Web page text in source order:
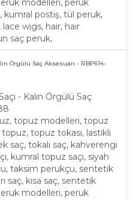
modelleri, peruk
kumral postiş, tül peruk,
wigs, hair, hair
saç peruk,
Örgülü Saç Aksesuarı - RBP614-
- Kalın Örgülü Saç
topuz modelleri, topuz
topuz tokası, lastikli
saç, tokalı saç, kahverengi
kumral topuz saçı, siyah
taksim perukçu, sentetik
saç, kısa saç, sentetik
modelleri, peruk